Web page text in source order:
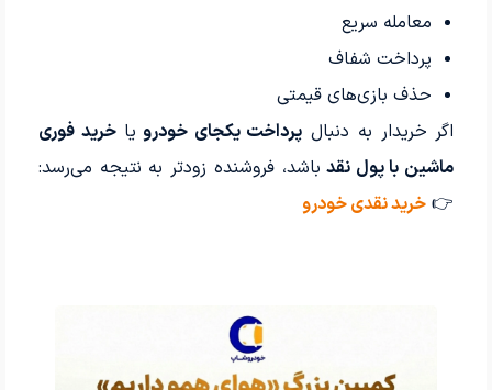
معامله سریع
پرداخت شفاف
حذف بازی‌های قیمتی
اگر خریدار به دنبال پرداخت یکجای خودرو یاخرید فوری
ماشین با پول نقد باشد، فروشنده زودتر به نتیجه می‌رسد:
👉 خرید نقدی خودرو